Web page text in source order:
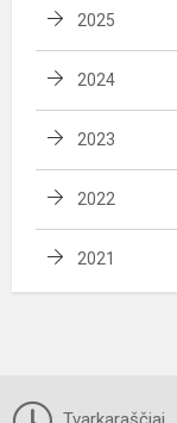
2025
2024
2023
2022
2021